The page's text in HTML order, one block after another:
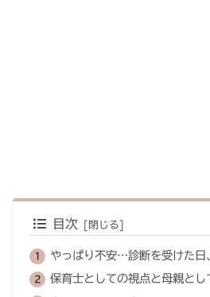
目次
やっぱり不安…診断を受けた日
保育士としての視点と母親とし